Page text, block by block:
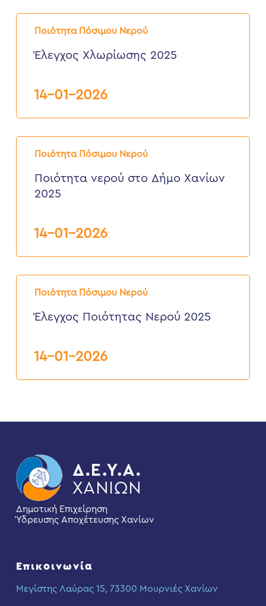
Ποιότητα Πόσιμου Νερού
Έλεγχος
Χλωρίωσης
Έλεγχος Χλωρίωσης 2025
14-01-2026
Ποιότητα Πόσιμου Νερού
Ποιότητα
νερού
Δήμο
Χανίων
2025
Ποιότητα νερού στο Δήμο Χανίων
2025
14-01-2026
Ποιότητα Πόσιμου Νερού
Έλεγχος
Ποιότητας
2025Έλεγχος Ποιότητας Νερού 2025
14-01-2026
Δημοτική Επιχείρηση
Ύδρευσης Αποχέτευσης Χανίων
Επικοινωνία
Μεγίστης Λαύρας 15, 73300 Μουρνιές Χανίων